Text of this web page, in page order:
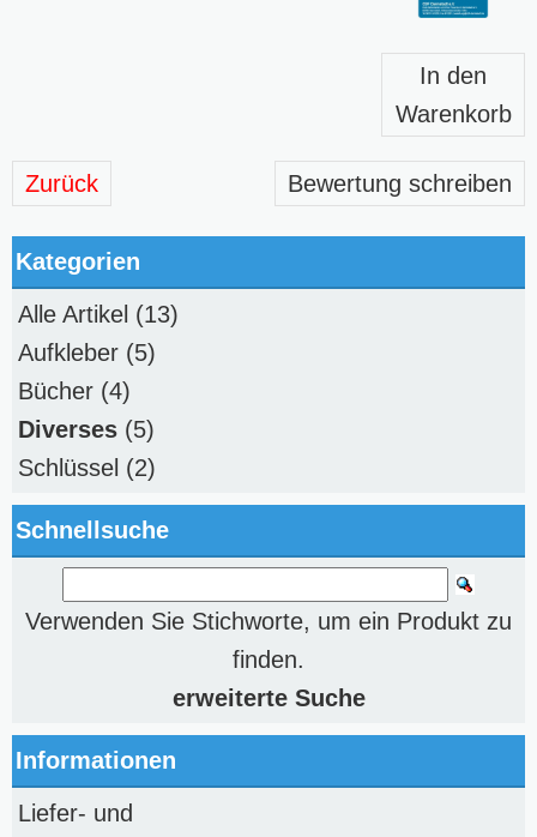
In den
Warenkorb
Bewertung schreiben
Zurück
Kategorien
Alle Artikel (13)
Aufkleber (5)
Bücher (4)
Diverses (5)
Schlüssel (2)
Schnellsuche
Verwenden Sie Stichworte, um ein Produkt zu
finden.
erweiterte Suche
Informationen
Liefer- und